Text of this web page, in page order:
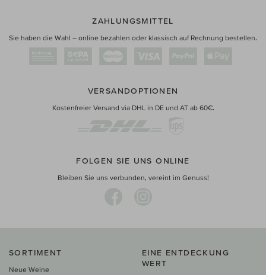
ZAHLUNGSMITTEL
Sie haben die Wahl – online bezahlen oder klassisch auf Rechnung bestellen.
VERSANDOPTIONEN
Kostenfreier Versand via DHL in DE und AT ab 60€.
FOLGEN SIE UNS ONLINE
Bleiben Sie uns verbunden, vereint im Genuss!
SORTIMENT
Neue Weine
EINE ENTDECKUNG
WERT